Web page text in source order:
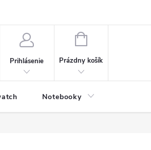
Prihlásenie
NÁKUPNÝ
Prázdny košík
Notebooky